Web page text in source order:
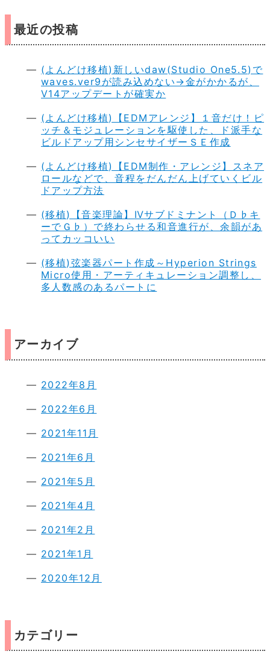
最近の投稿
(よんどけ移植)新しいdaw(Studio One5.5)で
waves.ver9が読み込めない→金がかかるが、
V14アップデートが確実か
(よんどけ移植)【EDMアレンジ】１音だけ！ピ
ッチ＆モジュレーションを駆使した、ド派手な
ビルドアップ用シンセサイザーＳＥ作成
(よんどけ移植)【EDM制作・アレンジ】スネア
ロールなどで、音程をだんだん上げていくビル
ドアップ方法
(移植)【音楽理論】Ⅳサブドミナント（Ｄ♭キ
ーでＧ♭）で終わらせる和音進行が、余韻があ
ってカッコいい
(移植)弦楽器パート作成～Hyperion Strings
Micro使用・アーティキュレーション調整し、
多人数感のあるパートに
アーカイブ
2022年8月
2022年6月
2021年11月
2021年6月
2021年5月
2021年4月
2021年2月
2021年1月
2020年12月
カテゴリー